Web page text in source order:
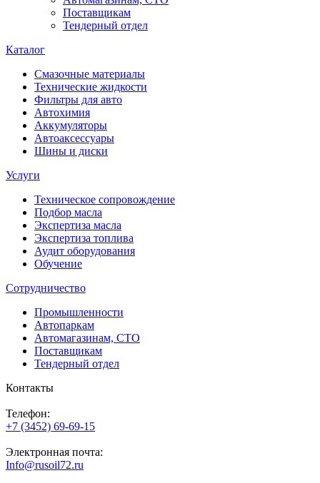
Поставщикам
Тендерный отдел
Каталог
Смазочные материалы
Технические жидкости
Фильтры для авто
Автохимия
Аккумуляторы
Автоаксессуары
Шины и диски
Услуги
Техническое сопровождение
Подбор масла
Экспертиза масла
Экспертиза топлива
Аудит оборудования
Обучение
Сотрудничество
Промышленности
Автопаркам
Автомагазинам, СТО
Поставщикам
Тендерный отдел
Контакты
Телефон:
+7 (3452) 69-69-15
Электронная почта:
Info@rusoil72.ru